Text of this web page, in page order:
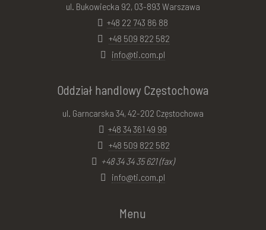
ul. Bukowiecka 92, 03-893 Warszawa
+48 22 743 86 88
+48 509 822 582
info@ti.com.pl
Oddział handlowy Częstochowa
ul. Garncarska 34, 42-202 Częstochowa
+48 34 361 49 99
+48 509 822 582
+48 34 34 35 621 (fax)
info@ti.com.pl
Menu